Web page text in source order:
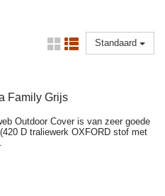
Standaard
Family Grijs
Outdoor Cover is van zeer goede
D traliewerk OXFORD stof met